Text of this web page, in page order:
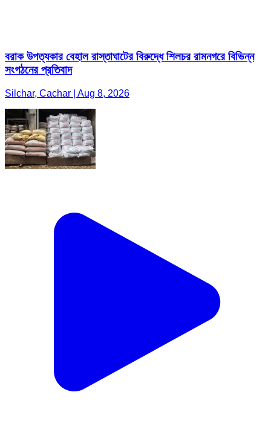
বরাক উপত্যকার বেহাল রাস্তাঘাটের বিরুদ্ধে শিলচর রামনগরে বিভিন্ন
সংগঠনের প্রতিবাদ
Silchar, Cachar | Aug 8, 2026